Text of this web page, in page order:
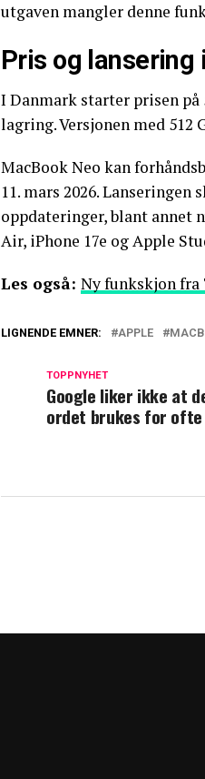
utgaven mangler denne
Pris og lansering
I Danmark starter prisen på
lagring. Versjonen med 512
MacBook Neo kan
11. mars 2026.
oppdateringer, blant annet
Air, iPhone 17e og Apple
Les også: Ny funkskjon fra
LIGNENDE EMNER: APPLE
TOPPNYHET
Google liker ikke at
ordet brukes for ofte